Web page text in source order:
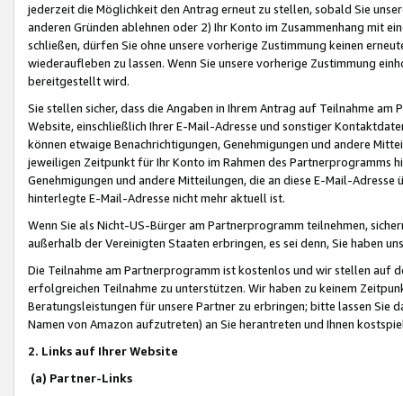
jederzeit die Möglichkeit den Antrag erneut zu stellen, sobald Sie
anderen Gründen ablehnen oder 2) Ihr Konto im Zusammenhang mit
schließen, dürfen Sie ohne unsere vorherige Zustimmung keinen
wiederaufleben zu lassen. Wenn Sie unsere vorherige Zustimmung
bereitgestellt wird.
Sie stellen sicher, dass die Angaben in Ihrem Antrag auf Teilnahme
Website, einschließlich Ihrer E-Mail-Adresse und sonstiger
können etwaige Benachrichtigungen, Genehmigungen und andere
jeweiligen Zeitpunkt für Ihr Konto im Rahmen des Partnerprogramms
Genehmigungen und andere Mitteilungen, die an diese E-Mail-
hinterlegte E-Mail-Adresse nicht mehr aktuell ist.
Wenn Sie als Nicht-US-Bürger am Partnerprogramm teilnehmen,
außerhalb der Vereinigten Staaten erbringen, es sei denn, Sie haben
Die Teilnahme am Partnerprogramm ist kostenlos und wir stellen auf
erfolgreichen Teilnahme zu unterstützen. Wir haben zu keinem
Beratungsleistungen für unsere Partner zu erbringen; bitte lassen Sie
Namen von Amazon aufzutreten) an Sie herantreten und Ihnen
2. Links auf Ihrer Website
(a) Partner-Links